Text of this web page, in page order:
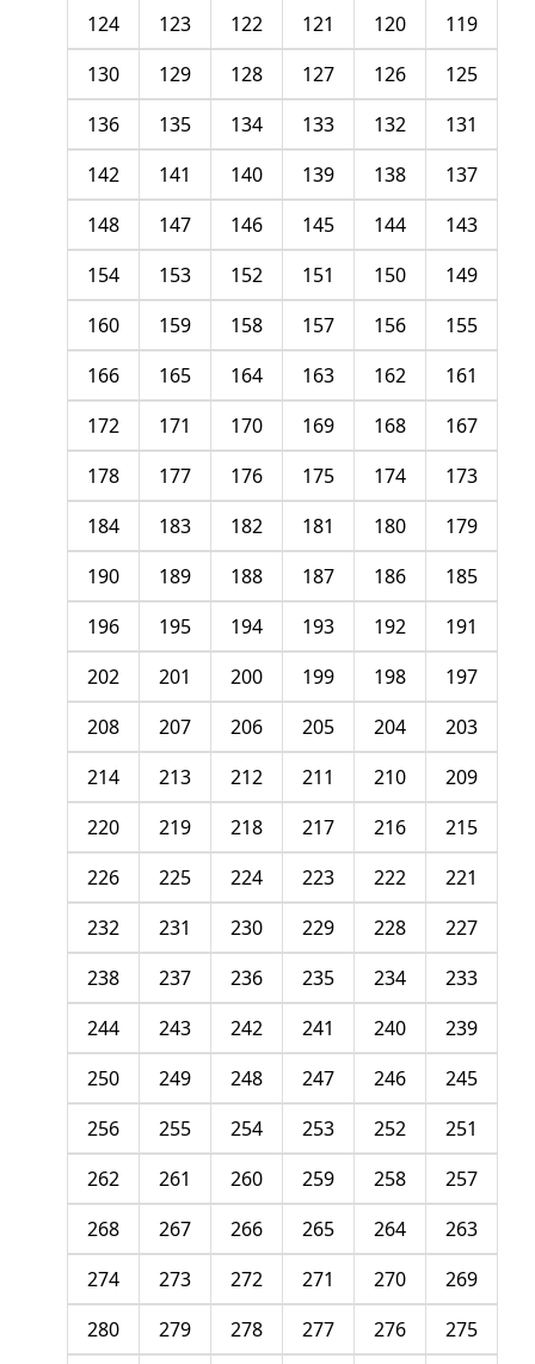
119
120
121
122
123
124
125
126
127
128
129
130
131
132
133
134
135
136
137
138
139
140
141
142
143
144
145
146
147
148
149
150
151
152
153
154
155
156
157
158
159
160
161
162
163
164
165
166
167
168
169
170
171
172
173
174
175
176
177
178
179
180
181
182
183
184
185
186
187
188
189
190
191
192
193
194
195
196
197
198
199
200
201
202
203
204
205
206
207
208
209
210
211
212
213
214
215
216
217
218
219
220
221
222
223
224
225
226
227
228
229
230
231
232
233
234
235
236
237
238
239
240
241
242
243
244
245
246
247
248
249
250
251
252
253
254
255
256
257
258
259
260
261
262
263
264
265
266
267
268
269
270
271
272
273
274
275
276
277
278
279
280